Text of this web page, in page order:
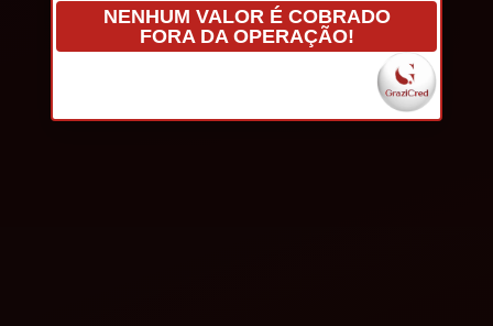
NENHUM VALOR É COBRADO
FORA DA OPERAÇÃO!